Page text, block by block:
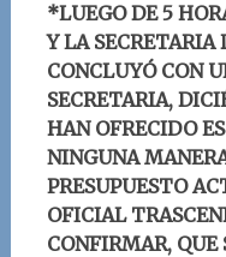
*LUEGO DE 5
Y LA SECRETARIA
CONCLUYÓ CON
SECRETARIA,
HAN OFRECIDO
NINGUNA
PRESUPUESTO
OFICIAL
CONFIRMAR,